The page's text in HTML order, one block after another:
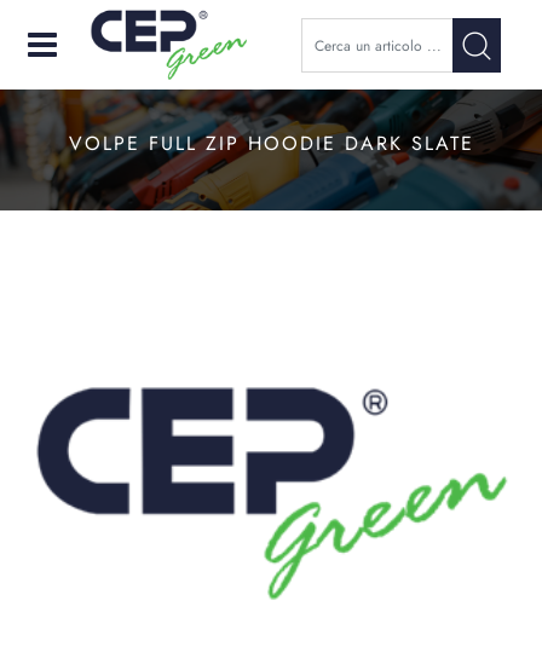
Open
VOLPE FULL ZIP HOODIE DARK SLATE